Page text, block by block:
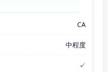
CA
中程度
✓